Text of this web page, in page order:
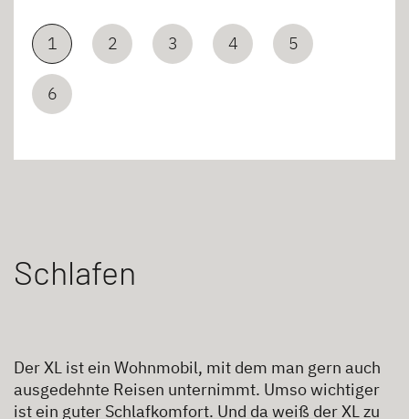
1 2 3 4 5
6
Schlafen
Der XL ist ein Wohnmobil, mit dem man gern auch
ausgedehnte Reisen unternimmt. Umso wichtiger
ist ein guter Schlafkomfort. Und da weiß der XL zu